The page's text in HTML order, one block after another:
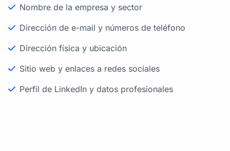
Nombre de la empresa y sector
Dirección de e-mail y números de teléfono
Dirección física y ubicación
Sitio web y enlaces a redes sociales
Perfil de LinkedIn y datos profesionales